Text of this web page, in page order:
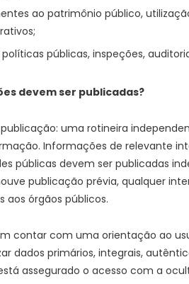
ao patrimônio público,
públicas, inspeções,
devem ser publicadas?
uma rotineira
Informações de relevante
públicas devem ser publicadas
publicação prévia, qualquer
aos órgãos públicos.
contar com uma orientação ao
dados primários, integrais,
assegurado o acesso com a